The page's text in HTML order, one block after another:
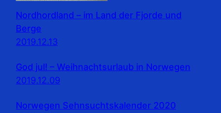
Nordhordland – im Land der Fjorde und
Berge
2019.12.13
God jul! – Weihnachtsurlaub in Norwegen
2019.12.09
Norwegen Sehnsuchtskalender 2020